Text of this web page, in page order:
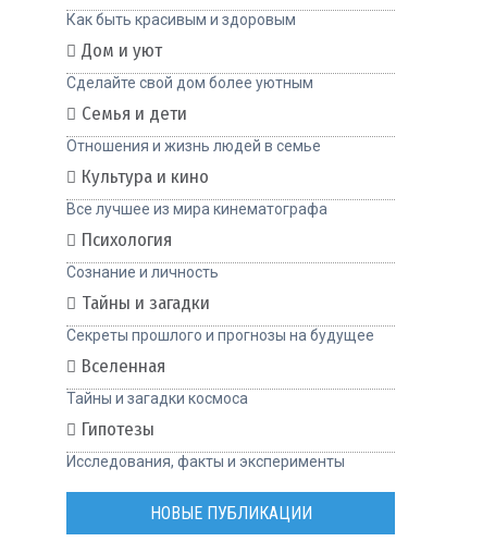
Как быть красивым и здоровым
Дом и уют
Сделайте свой дом более уютным
Семья и дети
Отношения и жизнь людей в семье
Культура и кино
Все лучшее из мира кинематографа
Психология
Сознание и личность
Тайны и загадки
Секреты прошлого и прогнозы на будущее
Вселенная
Тайны и загадки космоса
Гипотезы
Исследования, факты и эксперименты
НОВЫЕ ПУБЛИКАЦИИ